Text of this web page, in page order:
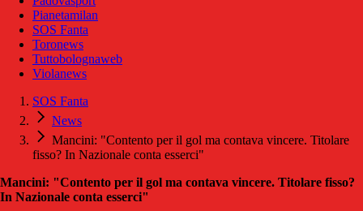
Pianetamilan
SOS Fanta
Toronews
Tuttobolognaweb
Violanews
SOS Fanta
News
Mancini: "Contento per il gol ma contava vincere. Titolare
fisso? In Nazionale conta esserci"
Mancini: "Contento per il gol ma contava vincere. Titolare fisso?
In Nazionale conta esserci"